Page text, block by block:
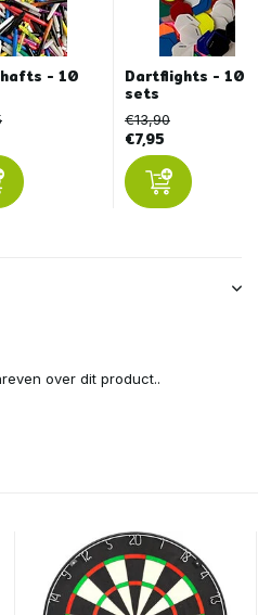
- 10
Dartflights - 10
sets
€13,90
€7,95
over dit product..